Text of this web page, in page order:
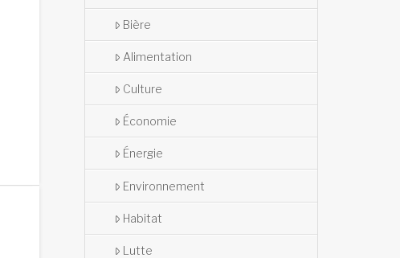
Bière
Alimentation
Culture
Économie
Énergie
Environnement
Habitat
Lutte